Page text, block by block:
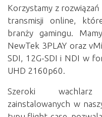
Korzystamy z
transmisji online,
branży gamingu.
NewTek 3PLAY oraz
SDI, 12G-SDI i NDI w
UHD 2160p60.
Szeroki
zainstalowanych w